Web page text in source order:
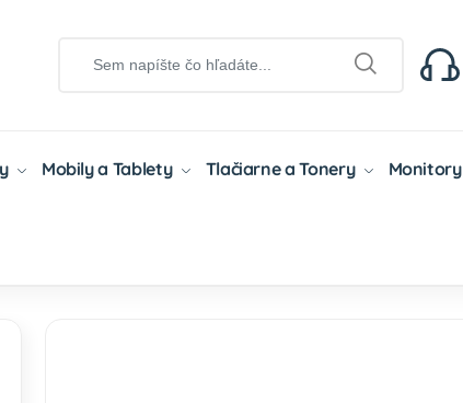
Mobily a Tablety Tlačiarne a Tonery Monitory